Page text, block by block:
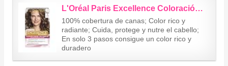
L'Oréal Paris Excellence Coloración Excellence Crème Triple Protección 6...
100% cobertura de canas; Color rico y
radiante; Cuida, protege y nutre el cabello;
En solo 3 pasos consigue un color rico y
duradero